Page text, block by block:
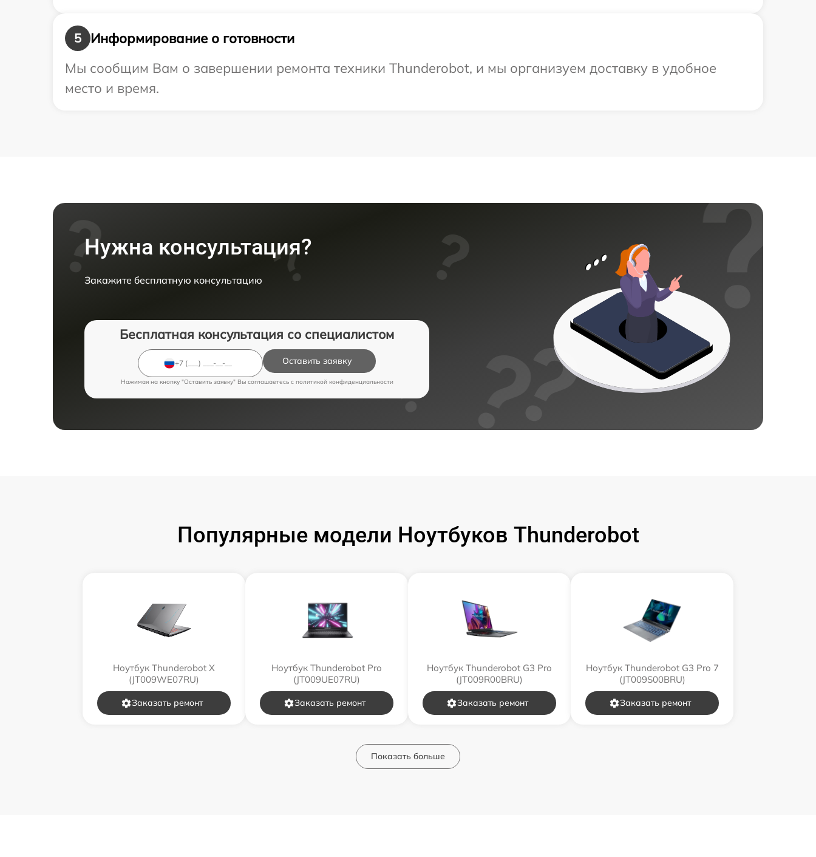
5
Информирование о готовности
Мы сообщим Вам о завершении ремонта техники Thunderobot, и мы организуем доставку в удобное
место и время.
Нужна консультация?
Закажите бесплатную консультацию
Бесплатная консультация со специалистом
Оставить заявку
Нажимая на кнопку "Оставить заявку" Вы соглашаетесь c политикой конфиденциальности
Популярные модели Ноутбуков Thunderobot
Ноутбук Thunderobot X
(JT009WE07RU)
Заказать ремонт
Ноутбук Thunderobot Pro
(JT009UE07RU)
Заказать ремонт
Ноутбук Thunderobot G3 Pro
(JT009R00BRU)
Заказать ремонт
Ноутбук Thunderobot G3 Pro 7
(JT009S00BRU)
Заказать ремонт
Показать больше